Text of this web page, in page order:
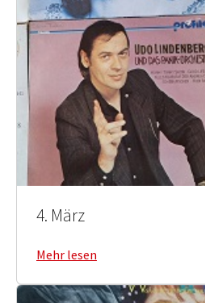
4. März
Mehr lesen